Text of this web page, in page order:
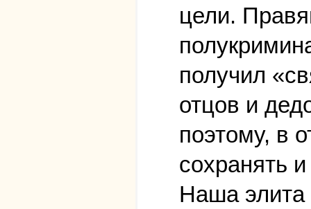
цели.
получил
отцов и
поэтому, в
сохранять
Наша элита